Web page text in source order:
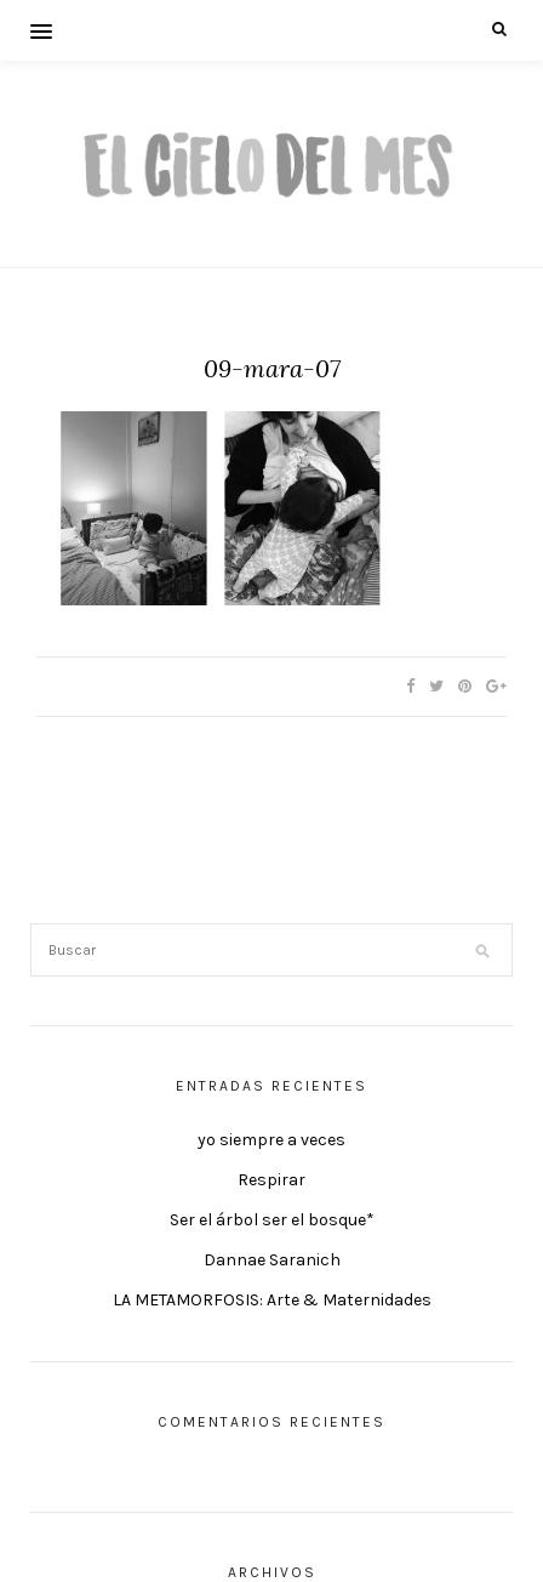
09-mara-07
ENTRADAS RECIENTES
yo siempre a veces
Respirar
Ser el árbol ser el bosque*
Dannae Saranich
LA METAMORFOSIS: Arte & Maternidades
COMENTARIOS RECIENTES
ARCHIVOS